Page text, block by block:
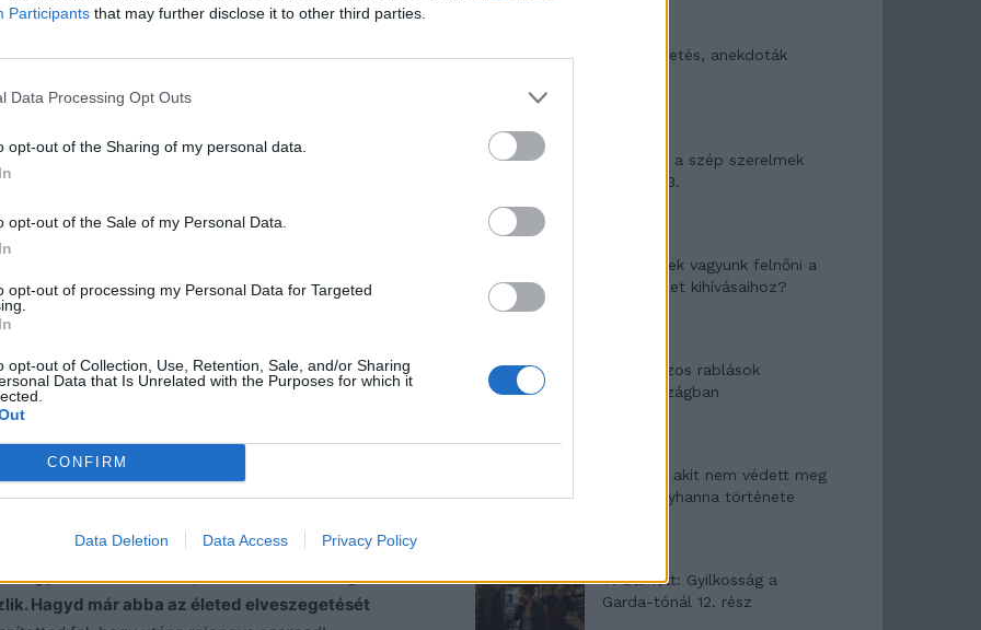
Participants that may further disclose it to other third parties.
Data Processing Opt Outs
opt-out of the Sharing of my personal data.
opt-out of the Sale of my Personal Data.
opt-out of processing my Personal Data for Targeted
opt-out of Collection, Use, Retention, Sale, and/or Sharing
Data that Is Unrelated with the Purposes for which it
CONFIRM
Data Deletion Data Access Privacy Policy
Nem tehet róla, miért hibáztatnád? Gondold
aki nagyon akart téged, de te őt nem.
láttad? Aligha. Maximum szántad, de
már máshol, másnál jártál. Pontosan ez van most
veled akar megöregedni, legyints rá. Ki bírná
Legfeljebb a régi öregek, ők is sokszor csak
Tévedsz. Realista, aki lát téged, és nem akarja,
Miért tennéd? Ember vagy, sebezhető és
Hagynád elveszi egy miatt, akinek nem kellesz?
lett volna értékes és szép, most mosolyogva
Nincsenek végtelen szenvedések, a
tönkre. Ó, ehhez sokan értenek, méghozzá
tragikus, pedig csak egy életünk van. Legalábbis
melletted az élet, mert te karddal vágod a
Hagyd már abba az életed elveszegetését
Nyár, nevetés, anekdoták
Panna és a szép szerelmek
mítosza 3.
Képtelenek vagyunk felnőni a
felnőtt élet kihívásaihoz?
Altatógázos rablások
Olaszországban
A kislány, akit nem védett meg
senki – Lyhanna története
T. Barnett: Gyilkosság a
Garda-tónál 12. rész